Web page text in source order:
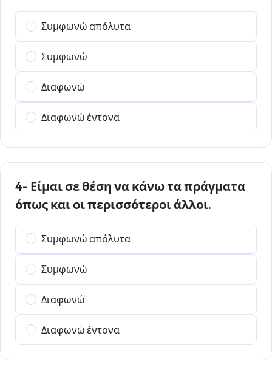
Συμφωνώ απόλυτα
Συμφωνώ
Διαφωνώ
Διαφωνώ έντονα
4- Είμαι σε θέση να κάνω τα πράγματα
όπως και οι περισσότεροι άλλοι.
Συμφωνώ απόλυτα
Συμφωνώ
Διαφωνώ
Διαφωνώ έντονα